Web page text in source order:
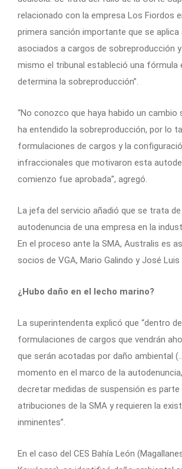
relacionado con la empresa Los Fiordos
primera sanción importante que se aplica
asociados a cargos de sobreproducción
mismo el tribunal estableció una fórmula
determina la sobreproducción”.
“No conozco que haya habido un cambio
ha entendido la sobreproducción, por lo
formulaciones de cargos y la
infraccionales que motivaron esta
comienzo fue aprobada”, agregó.
La jefa del servicio añadió que se trata
autodenuncia de una empresa en la
En el proceso ante la SMA, Australis es
socios de VGA, Mario Galindo y José Luis
¿Hubo daño en el lecho marino?
La superintendenta explicó que “dentro
formulaciones de cargos que vendrán
que serán acotadas por daño ambiental
momento en el marco de la
decretar medidas de suspensión es parte
atribuciones de la SMA y requieren la
inminentes”.
En el caso del CES Bahía León